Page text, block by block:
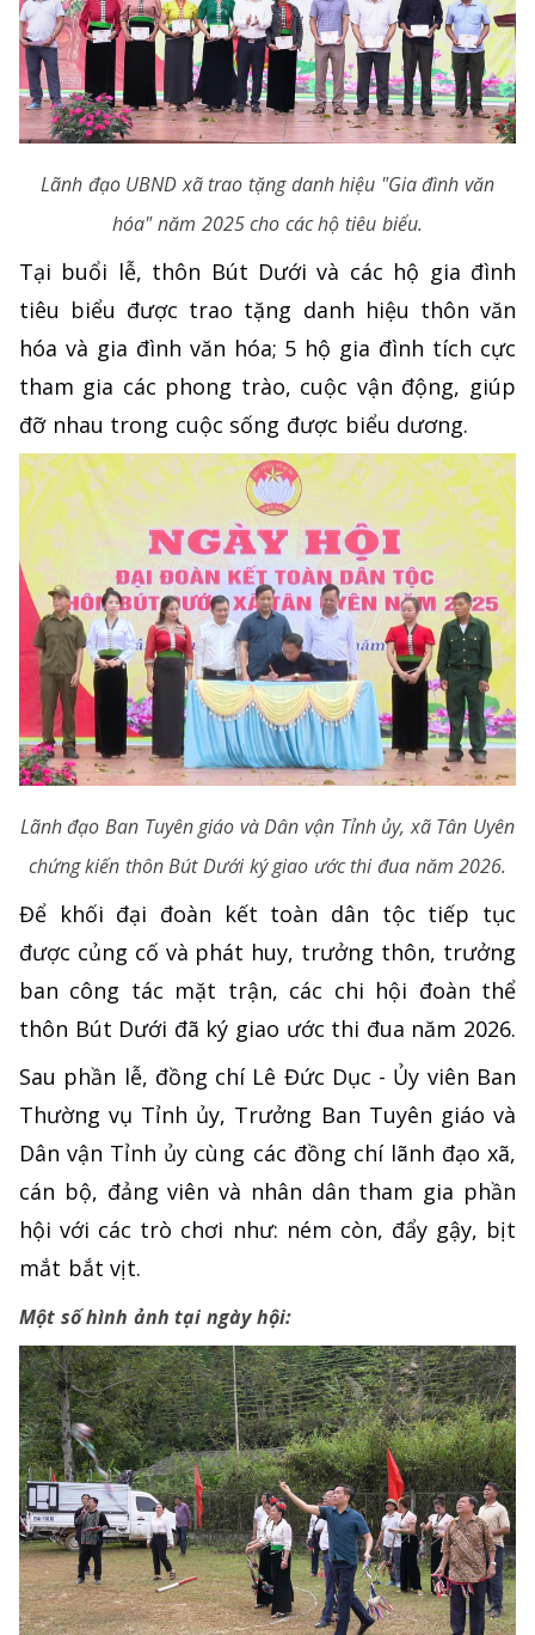
Lãnh đạo UBND xã trao tặng danh hiệu "Gia đình văn
hóa" năm 2025 cho các hộ tiêu biểu.
Tại buổi lễ, thôn Bút Dưới và các hộ gia đình
tiêu biểu được trao tặng danh hiệu thôn văn
hóa và gia đình văn hóa; 5 hộ gia đình tích cực
tham gia các phong trào, cuộc vận động, giúp
đỡ nhau trong cuộc sống được biểu dương.
Lãnh đạo Ban Tuyên giáo và Dân vận Tỉnh ủy, xã Tân Uyên
chứng kiến thôn Bút Dưới ký giao ước thi đua năm 2026.
Để khối đại đoàn kết toàn dân tộc tiếp tục
được củng cố và phát huy, trưởng thôn, trưởng
ban công tác mặt trận, các chi hội đoàn thể
thôn Bút Dưới đã ký giao ước thi đua năm 2026.
Sau phần lễ, đồng chí Lê Đức Dục - Ủy viên Ban
Thường vụ Tỉnh ủy, Trưởng Ban Tuyên giáo và
Dân vận Tỉnh ủy cùng các đồng chí lãnh đạo xã,
cán bộ, đảng viên và nhân dân tham gia phần
hội với các trò chơi như: ném còn, đẩy gậy, bịt
mắt bắt vịt.
Một số hình ảnh tại ngày hội: